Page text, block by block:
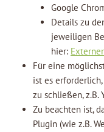
Google
Details zu
jeweiligen
hier:
Für eine
ist es
zu schließen, z.B.
Zu beachten ist,
Plugin (wie z.B.